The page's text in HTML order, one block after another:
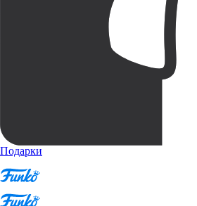
Подарки